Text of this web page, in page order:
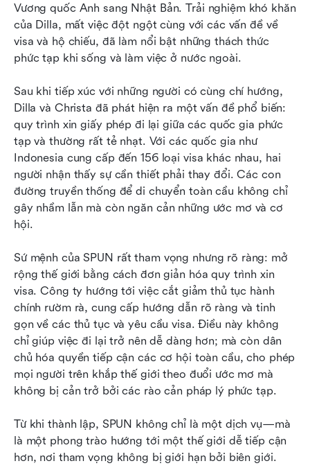
Vương quốc Anh sang Nhật Bản. Trải nghiệm khó khăn
của Dilla, mất việc đột ngột cùng với các vấn đề về
visa và hộ chiếu, đã làm nổi bật những thách thức
phức tạp khi sống và làm việc ở nước ngoài.
Sau khi tiếp xúc với những người có cùng chí hướng,
Dilla và Christa đã phát hiện ra một vấn đề phổ biến:
quy trình xin giấy phép đi lại giữa các quốc gia phức
tạp và thường rất tẻ nhạt. Với các quốc gia như
Indonesia cung cấp đến 156 loại visa khác nhau, hai
người nhận thấy sự cần thiết phải thay đổi. Các con
đường truyền thống để di chuyển toàn cầu không chỉ
gây nhầm lẫn mà còn ngăn cản những ước mơ và cơ
hội.
Sứ mệnh của SPUN rất tham vọng nhưng rõ ràng: mở
rộng thế giới bằng cách đơn giản hóa quy trình xin
visa. Công ty hướng tới việc cắt giảm thủ tục hành
chính rườm rà, cung cấp hướng dẫn rõ ràng và tinh
gọn về các thủ tục và yêu cầu visa. Điều này không
chỉ giúp việc đi lại trở nên dễ dàng hơn; mà còn dân
chủ hóa quyền tiếp cận các cơ hội toàn cầu, cho phép
mọi người trên khắp thế giới theo đuổi ước mơ mà
không bị cản trở bởi các rào cản pháp lý phức tạp.
Từ khi thành lập, SPUN không chỉ là một dịch vụ—mà
là một phong trào hướng tới một thế giới dễ tiếp cận
hơn, nơi tham vọng không bị giới hạn bởi biên giới.